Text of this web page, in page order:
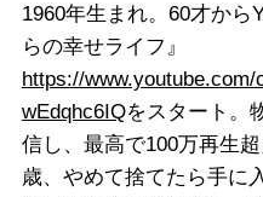
1960年生まれ。60才から
らの幸せライフ』
https://www.youtube.com/
wEdqhc6IQをスタート。
信し、最高で100万再生
歳、やめて捨てたら手に